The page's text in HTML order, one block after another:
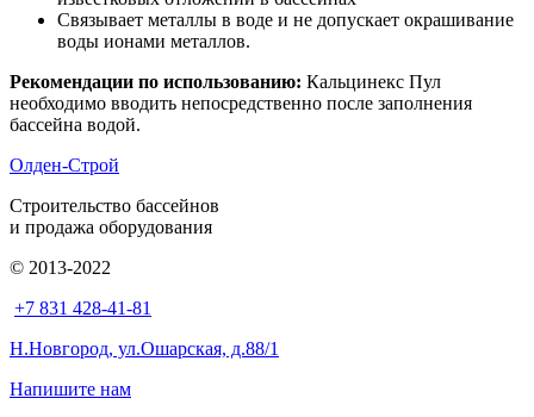
Связывает металлы в воде и не допускает окрашивание
воды ионами металлов.
Рекомендации по использованию: Кальцинекс Пул
необходимо вводить непосредственно после заполнения
бассейна водой.
Олден-Строй
Строительство бассейнов
и продажа оборудования
© 2013-2022
+7 831 428-41-81
Н.Новгород, ул.Ошарская, д.88/1
Напишите нам